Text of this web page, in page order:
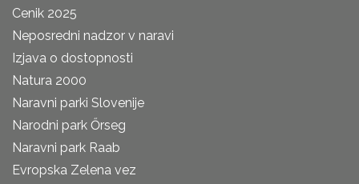
Cenik 2025
Neposredni nadzor v naravi
Izjava o dostopnosti
Natura 2000
Naravni parki Slovenije
Narodni park Őrseg
Naravni park Raab
Evropska Zelena vez